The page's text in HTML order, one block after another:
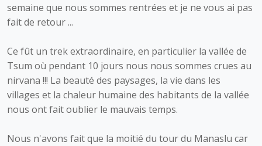
semaine que nous sommes rentrées et je ne vous ai pas
fait de retour ...
Ce fût un trek extraordinaire, en particulier la vallée de
Tsum où pendant 10 jours nous nous sommes crues au
nirvana !!! La beauté des paysages, la vie dans les
villages et la chaleur humaine des habitants de la vallée
nous ont fait oublier le mauvais temps.
Nous n'avons fait que la moitié du tour du Manaslu car